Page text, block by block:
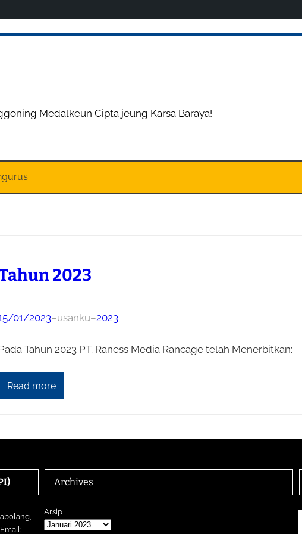
Medalkeun Cipta jeung Karsa Baraya!
2023
01/2023–usanku–2023
Tahun 2023 PT. Raness Media Rancage telah Menerbitkan:
Read more
Archives
Arsip